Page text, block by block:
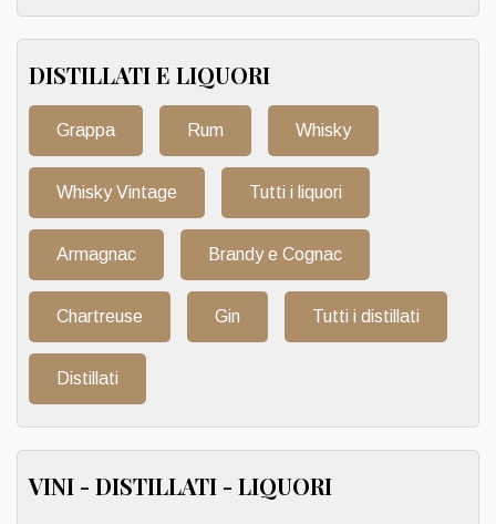
DISTILLATI E LIQUORI
Grappa Rum Whisky
Whisky Vintage Tutti i liquori
Armagnac Brandy e Cognac
Chartreuse Gin Tutti i distillati
Distillati
VINI - DISTILLATI - LIQUORI